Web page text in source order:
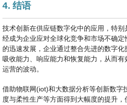
4. 结语
技术创新在供应链数字化中的应用，特
经成为企业应对全球化竞争和市场不确
的迅速发展，企业通过整合先进的数字
吸收能力、响应能力和恢复能力，从而
运营的波动。
借助物联网(iot)和大数据分析等创新数字
度与柔性生产等方面得到大幅度的提升